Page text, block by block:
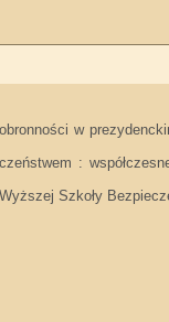
w
:
Szkoły